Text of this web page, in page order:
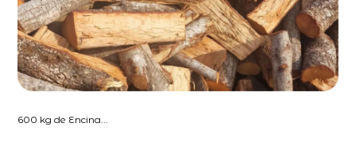
600 kg de Encina...